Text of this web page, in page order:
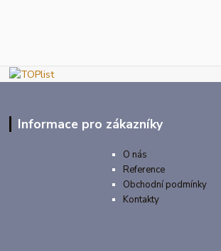
Informace pro zákazníky
O nás
Reference
Obchodní podmínky
Kontakty